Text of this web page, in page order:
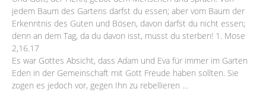
jedem Baum des Gartens darfst du essen; aber vom Baum der
Erkenntnis des Guten und Bösen, davon darfst du nicht essen;
denn an dem Tag, da du davon isst, musst du sterben! 1. Mose
2,16.17
Es war Gottes Absicht, dass Adam und Eva für immer im Garten
Eden in der Gemeinschaft mit Gott Freude haben sollten. Sie
zogen es jedoch vor, gegen Ihn zu rebellieren …